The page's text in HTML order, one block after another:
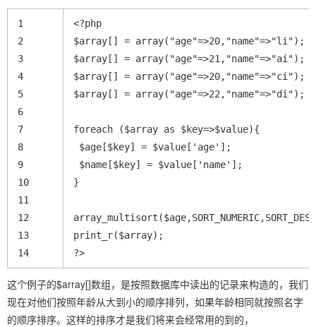
1
2
3
4
5
6
7
8
9
10
11
12
13
14
<?php
$array[] = array("age"=>20,"name"=>"li");
$array[] = array("age"=>21,"name"=>"ai");
$array[] = array("age"=>20,"name"=>"ci");
$array[] = array("age"=>22,"name"=>"di");
foreach ($array as $key=>$value){
$age[$key] = $value['age'];
$name[$key] = $value['name'];
}
print_r($array);
?>
这个例子的$array[]数组，是按照数据库中读出的记录来构造的，我们
现在对他们按照年龄从大到小的顺序排列，如果年龄相同就按照名字
的顺序排序。这样的排序才是我们将来会经常用的到的，